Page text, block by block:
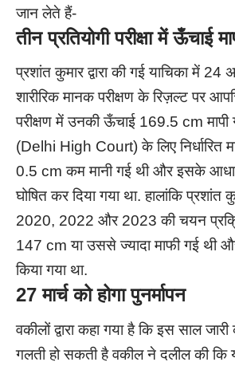
जान लेते हैं-
तीन प्रतियोगी परीक्षा में ऊँचाई
प्रशांत कुमार द्वारा की गई याचिका में
शारीरिक मानक परीक्षण के रिज़ल्ट पर
परीक्षण में उनकी ऊँचाई 169.5 cm मापी
(Delhi High Court) के लिए निर्धारित
0.5 cm कम मानी गई थी और इसके
घोषित कर दिया गया था. हालांकि प्रशांत
2020, 2022 और 2023 की चयन
147 cm या उससे ज्यादा माफी गई थी
किया गया था.
27 मार्च को होगा पुनर्मापन
वकीलों द्वारा कहा गया है कि इस साल जारी
गलती हो सकती है वकील ने दलील की कि